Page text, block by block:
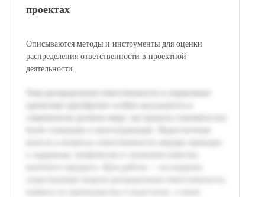
проектах
Описываются методы и инструменты для оценки
распределения ответственности в проектной
деятельности.